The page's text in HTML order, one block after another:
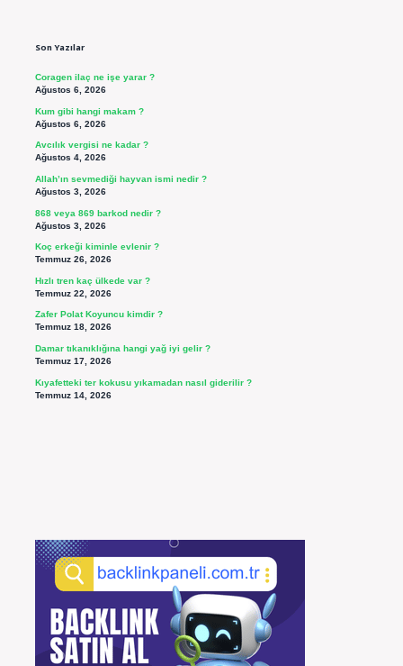
Son Yazılar
Coragen ilaç ne işe yarar ?
Ağustos 6, 2026
Kum gibi hangi makam ?
Ağustos 6, 2026
Avcılık vergisi ne kadar ?
Ağustos 4, 2026
Allah’ın sevmediği hayvan ismi nedir ?
Ağustos 3, 2026
868 veya 869 barkod nedir ?
Ağustos 3, 2026
Koç erkeği kiminle evlenir ?
Temmuz 26, 2026
Hızlı tren kaç ülkede var ?
Temmuz 22, 2026
Zafer Polat Koyuncu kimdir ?
Temmuz 18, 2026
Damar tıkanıklığına hangi yağ iyi gelir ?
Temmuz 17, 2026
Kıyafetteki ter kokusu yıkamadan nasıl giderilir ?
Temmuz 14, 2026